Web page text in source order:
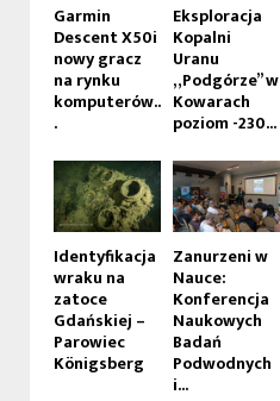
Garmin
Descent X50i
nowy gracz
na rynku
komputerów..
.
Eksploracja
Kopalni
Uranu
„Podgórze” w
Kowarach
poziom -230...
Identyfikacja
wraku na
zatoce
Gdańskiej –
Parowiec
Königsberg
Zanurzeni w
Nauce:
Konferencja
Naukowych
Badań
Podwodnych
i...